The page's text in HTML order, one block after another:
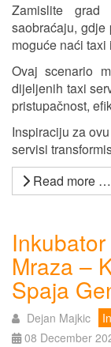
Zamislite
saobraćaju,
moguće naći taxi
Ovaj scenario
dijeljenih taxi
pristupačnost,
Inspiraciju za
servisi
Read more …
Mraza –
Spaja
Dejan Majkic
08 December